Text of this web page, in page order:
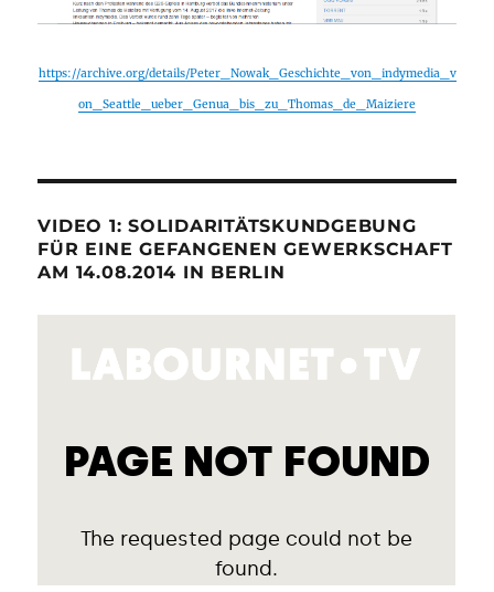
https://archive.org/details/Peter_Nowak_Geschichte_von_indymedia_v
on_Seattle_ueber_Genua_bis_zu_Thomas_de_Maiziere
VIDEO 1: SOLIDARITÄTSKUNDGEBUNG
FÜR EINE GEFANGENEN GEWERKSCHAFT
AM 14.08.2014 IN BERLIN